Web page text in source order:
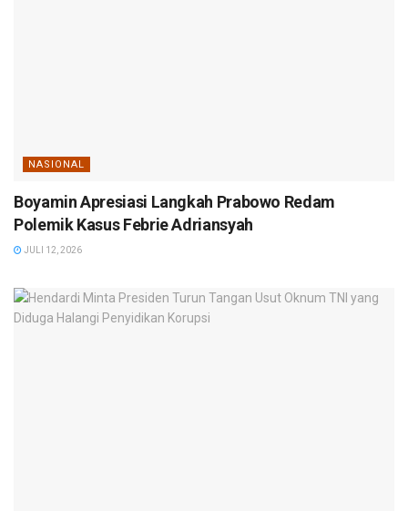
NASIONAL
Boyamin Apresiasi Langkah Prabowo Redam
Polemik Kasus Febrie Adriansyah
JULI 12, 2026